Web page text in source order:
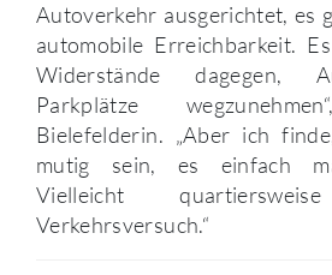
Autoverkehr ausgerichtet, es
automobile Erreichbarkeit.
Widerstände dagegen,
Parkplätze
Bielefelderin. „Aber ich
mutig sein, es einfach
Vielleicht
Verkehrsversuch.“